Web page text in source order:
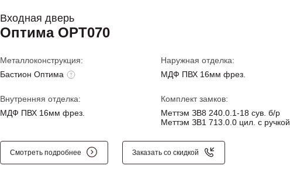
Входная дверь
Оптима OPT070
Металлоконструкция:
Бастион Оптима
Наружная отделка:
МДФ ПВХ 16мм фрез.
Внутренняя отделка:
МДФ ПВХ 16мм фрез.
Комплект замков:
Меттэм ЗВ8 240.0.1-18 сув. б/р
Меттэм ЗВ1 713.0.0 цил. с ручкой
Смотреть подробнее Заказать со скидкой